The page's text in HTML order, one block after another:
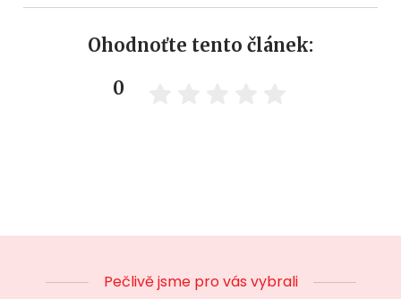
Ohodnoťte tento článek:
0
Pečlivě jsme pro vás vybrali